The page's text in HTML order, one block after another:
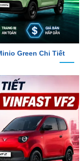
Green Chi Tiết